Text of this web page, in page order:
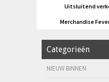
Uitsluitend
Merchandise
Categorieën
NIEUW BINNEN